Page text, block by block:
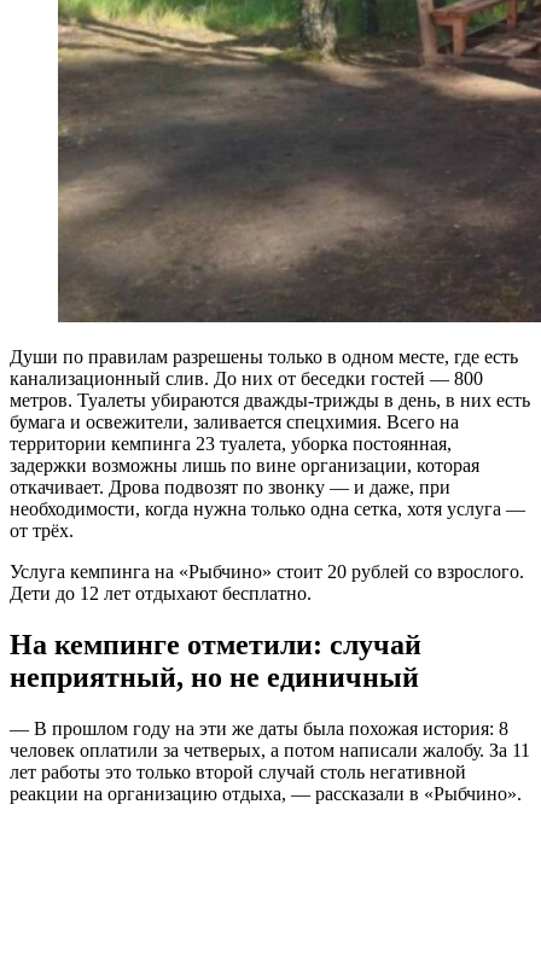
Души по правилам разрешены только в одном месте, где есть
канализационный слив. До них от беседки гостей — 800
метров. Туалеты убираются дважды-трижды в день, в них есть
бумага и освежители, заливается спецхимия. Всего на
территории кемпинга 23 туалета, уборка постоянная,
задержки возможны лишь по вине организации, которая
откачивает. Дрова подвозят по звонку — и даже, при
необходимости, когда нужна только одна сетка, хотя услуга —
от трёх.
Услуга кемпинга на «Рыбчино» стоит 20 рублей со взрослого.
Дети до 12 лет отдыхают бесплатно.
На кемпинге отметили: случай
неприятный, но не единичный
— В прошлом году на эти же даты была похожая история: 8
человек оплатили за четверых, а потом написали жалобу. За 11
лет работы это только второй случай столь негативной
реакции на организацию отдыха, — рассказали в «Рыбчино».